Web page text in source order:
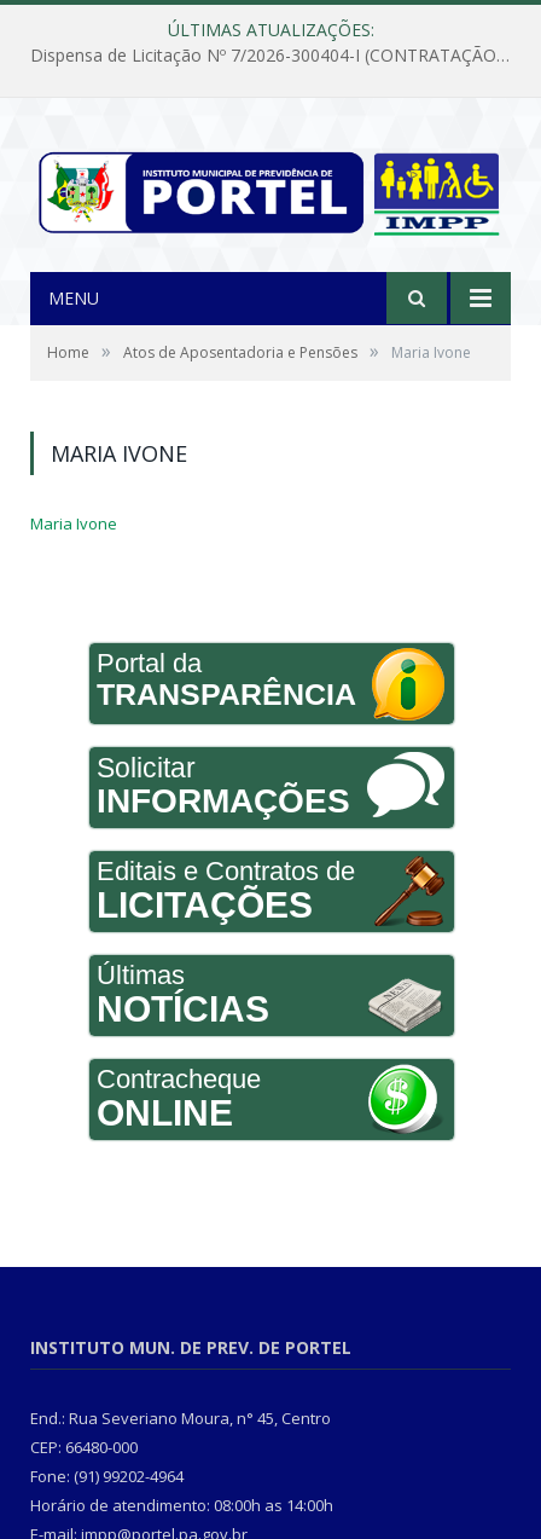
ÚLTIMAS ATUALIZAÇÕES:
Dispensa de Licitação Nº 7/2026-300404-I (CONTRATAÇÃO DE EMPRESA PARA MANUTENÇÃO E REPARAÇÃO DE APARELHOS DE AR CONDICIONADO, EM ATENDIMENTO ÀS NECESSIDADES DO INSTITUTO DE PREVIDÊNCIA MUNICIPAL DE PORTEL/PA)
MENU
Home » Atos de Aposentadoria e Pensões » Maria Ivone
MARIA IVONE
Maria Ivone
Portal da
TRANSPARÊNCIA
Solicitar
INFORMAÇÕES
Editais e Contratos de
LICITAÇÕES
Últimas
NOTÍCIAS
Contracheque
ONLINE
INSTITUTO MUN. DE PREV. DE PORTEL
End.: Rua Severiano Moura, n° 45, Centro
CEP: 66480-000
Fone: (91) 99202-4964
Horário de atendimento: 08:00h as 14:00h
E-mail: impp@portel.pa.gov.br